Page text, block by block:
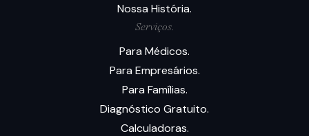
Nossa História.
Serviços.
Para Médicos.
Para Empresários.
Para Famílias.
Diagnóstico Gratuito.
Calculadoras.